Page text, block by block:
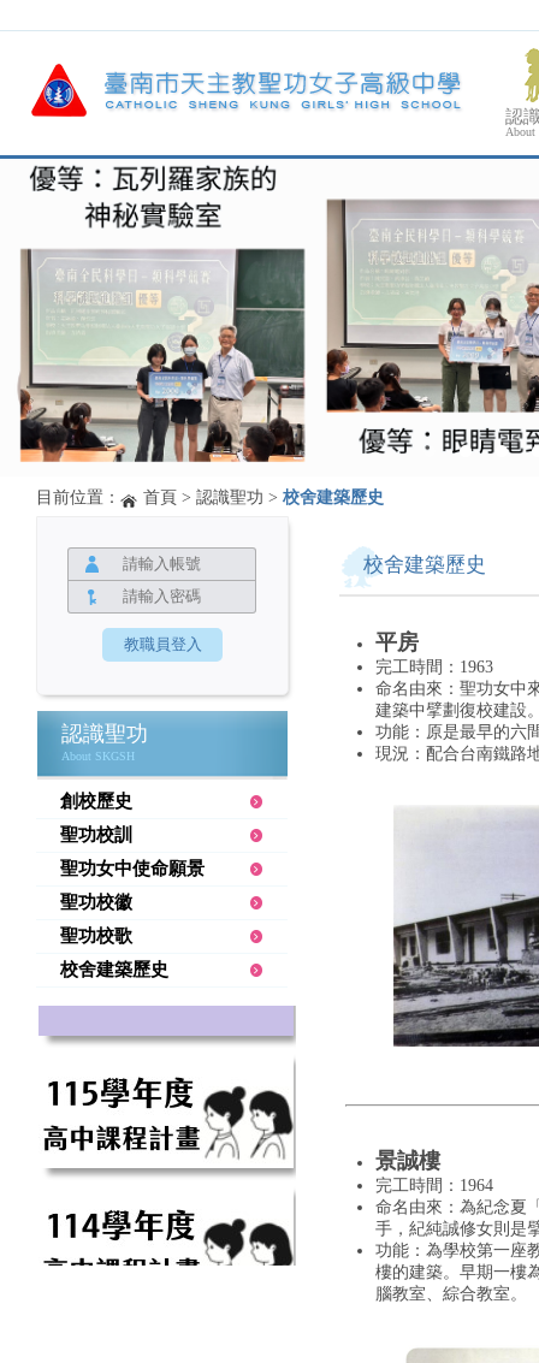
認
About
目前位置： 首頁 > 認識聖功 > 校舍建築歷史
認識聖功
About SKGSH
創校歷史
聖功校訓
聖功女中使命願景
聖功校徽
聖功校歌
校舍建築歷史
校舍建築歷史
平房
完工時間：1963
命名由來： 聖功女中
建築中擘劃復校建設
功能：原是最早的六
現況：配合台南鐵路
景誠樓
完工時間：1964
命名由來： 為紀念夏
手，紀純誠修女則是
功能： 為學校第一座
樓的建築。 早期一樓
腦教室、綜合教室。